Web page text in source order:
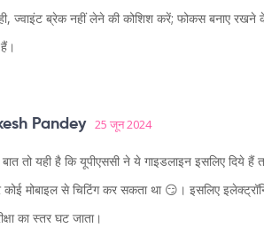
ज्वाइंट ब्रेक नहीं लेने की कोशिश करें; फोकस बनाए रखने
Pandey 25 जून 2024
बात तो यही है कि यूपीएससी ने ये गाइडलाइन इसलिए दिये
कोई मोबाइल से चिटिंग कर सकता था 😏। इसलिए
का स्तर घट जाता।